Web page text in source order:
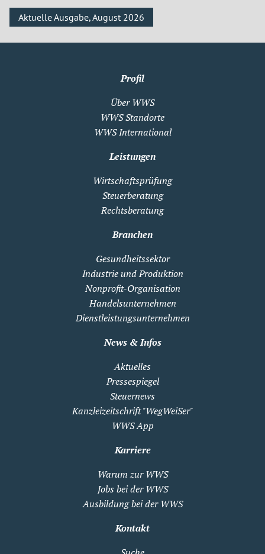
Aktuelle Ausgabe, August 2026
Profil
Über WWS
WWS Standorte
WWS International
Leistungen
Wirtschaftsprüfung
Steuerberatung
Rechtsberatung
Branchen
Gesundheitssektor
Industrie und Produktion
Nonprofit-Organisation
Handelsunternehmen
Dienstleistungsunternehmen
News & Infos
Aktuelles
Pressespiegel
Steuernews
Kanzleizeitschrift "WegWeiSer"
WWS App
Karriere
Warum zur WWS
Jobs bei der WWS
Ausbildung bei der WWS
Kontakt